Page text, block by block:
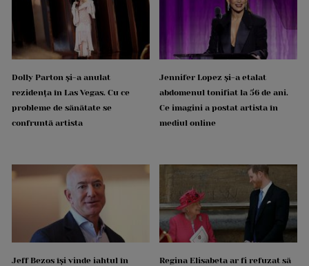
Dolly Parton și-a anulat
rezidența în Las Vegas. Cu ce
probleme de sănătate se
confruntă artista
Jennifer Lopez și-a etalat
abdomenul tonifiat la 56 de ani.
Ce imagini a postat artista în
mediul online
Jeff Bezos își vinde iahtul în
Regina Elisabeta ar fi refuzat să